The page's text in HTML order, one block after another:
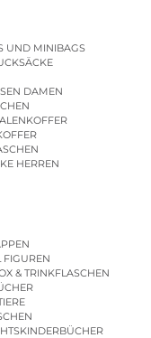
UND MINIBAGS
DAMEN
HERREN
FIGUREN
& TRINKFLASCHEN